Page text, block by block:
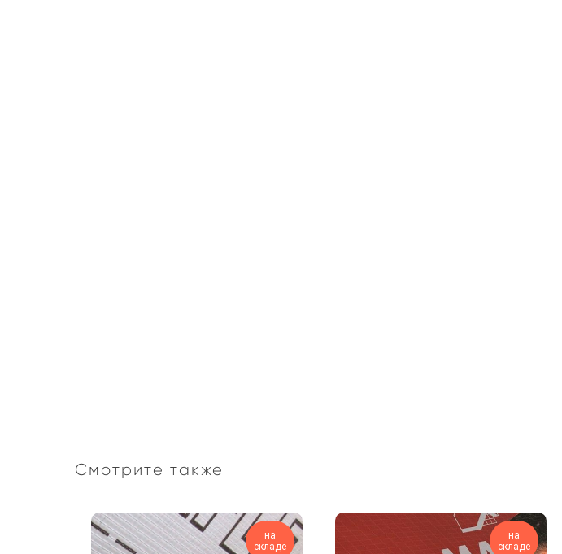
Смотрите также
на
складе
на
складе